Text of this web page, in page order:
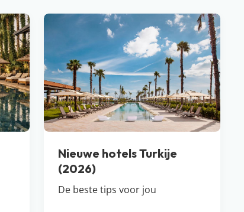
Nieuwe hotels Turkije
(2026)
De beste tips voor jou